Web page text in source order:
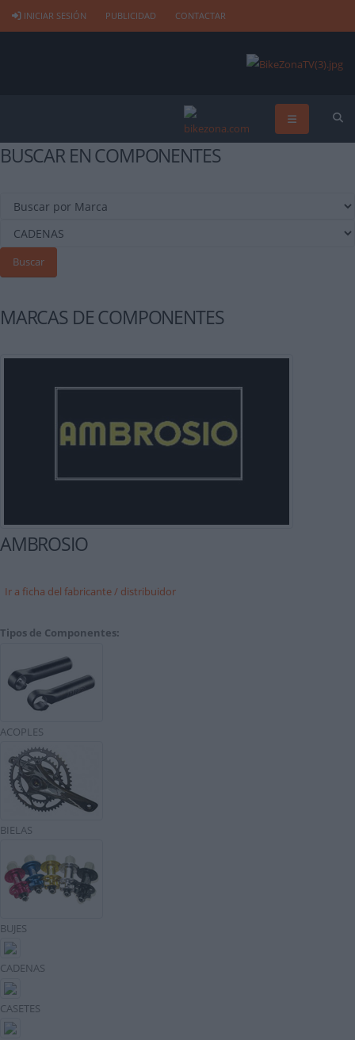
INICIAR SESIÓN PUBLICIDAD CONTACTAR
BUSCAR EN COMPONENTES
Buscar
MARCAS DE COMPONENTES
AMBROSIO
Ir a ficha del fabricante / distribuidor
Tipos de Componentes:
ACOPLES
BIELAS
BUJES
CADENAS
CASETES